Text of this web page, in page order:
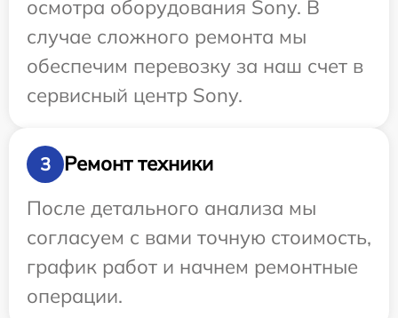
осмотра оборудования Sony. В
случае сложного ремонта мы
обеспечим перевозку за наш счет в
сервисный центр Sony.
3
Ремонт техники
После детального анализа мы
согласуем с вами точную стоимость,
график работ и начнем ремонтные
операции.